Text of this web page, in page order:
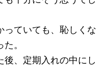
ていても、恥しくな
。
、定期入れの中にし